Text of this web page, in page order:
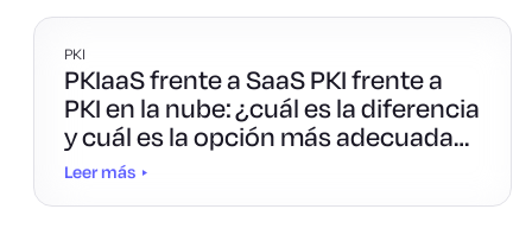
PKI
PKIaaS frente a SaaS PKI frente a
PKI en la nube: ¿cuál es la diferencia
y cuál es la opción más adecuada
para ti?
Leer más